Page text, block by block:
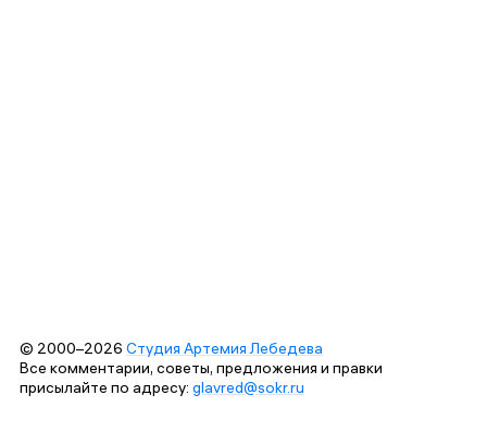
© 2000–2026 Студия Артемия Лебедева
Все комментарии, советы, предложения и правки
присылайте по адресу: glavred@sokr.ru